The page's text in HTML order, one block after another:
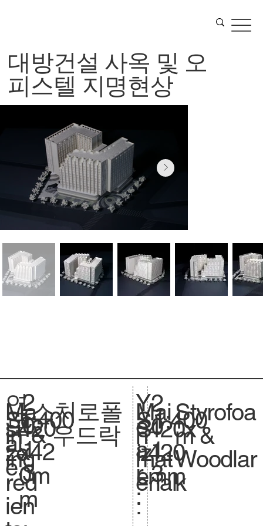
대방건설 사옥 및 오
피스텔 지명현상
연
도
:
2
0
1
3
Ma
in
ing
red
ien
Sc
al
e.
스치로폴
& 우드락
1:400
si
ze
.
420
x42
0m
m
Y
e
a
r
:
Mai
n
mat
erial
:
S
.
S
iz
e.
2
0
1
3
1:400
420x
420
mm
Styrofoa
m &
Woodlar
k